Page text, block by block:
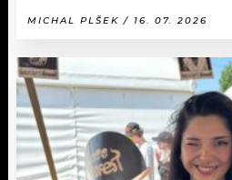
MICHAL PLŠEK / 16. 07. 2026